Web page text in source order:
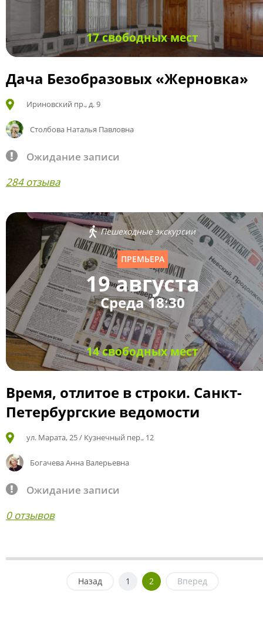
17 свободных мест
Дача Безобразовых «Жерновка»
Ириновский пр., д. 9
Столбова Наталья Павловна
Ожидание записи
284 отзыва
Пешеходные экскурсии
ПРЕМЬЕРА
19 августа
Среда 18:30
14 свободных мест
Время, отлитое в строки. Санкт-
Петербургские ведомости
ул. Марата, 25 / Кузнечный пер., 12
Богачева Анна Валерьевна
Ожидание записи
0 отзывов
Назад 1 2 Вперед